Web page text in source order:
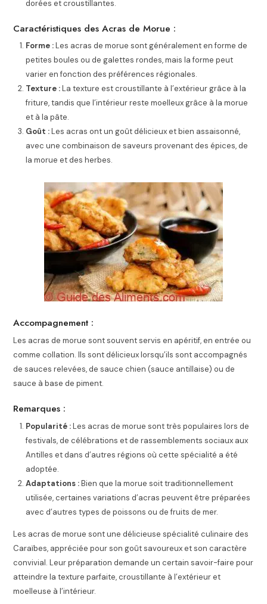
dorées et croustillantes.
Caractéristiques des Acras de Morue :
Forme :Les acras de morue sont généralement en forme de
petites boules ou de galettes rondes, mais la forme peut
varier en fonction des préférences régionales.
Texture :La texture est croustillante à l’extérieur grâce à la
friture, tandis que l’intérieur reste moelleux grâce à la morue
et à la pâte.
Goût :Les acras ont un goût délicieux et bien assaisonné,
avec une combinaison de saveurs provenant des épices, de
la morue et des herbes.
Accompagnement :
Les acras de morue sont souvent servis en apéritif, en entrée ou
comme collation. Ils sont délicieux lorsqu’ils sont accompagnés
de sauces relevées, de sauce chien (sauce antillaise) ou de
sauce à base de piment.
Remarques :
Popularité :Les acras de morue sont très populaires lors de
festivals, de célébrations et de rassemblements sociaux aux
Antilles et dans d’autres régions où cette spécialité a été
adoptée.
Adaptations :Bien que la morue soit traditionnellement
utilisée, certaines variations d’acras peuvent être préparées
avec d’autres types de poissons ou de fruits de mer.
Les acras de morue sont une délicieuse spécialité culinaire des
Caraïbes, appréciée pour son goût savoureux et son caractère
convivial. Leur préparation demande un certain savoir-faire pour
atteindre la texture parfaite, croustillante à l’extérieur et
moelleuse à l’intérieur.